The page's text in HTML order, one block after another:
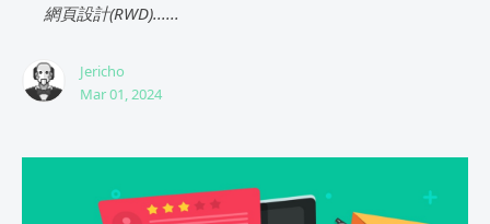
網頁設計(RWD)......
Jericho
Mar 01, 2024